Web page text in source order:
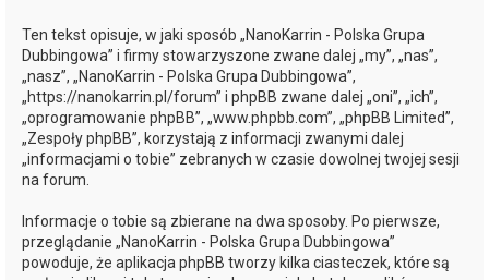
Ten tekst opisuje, w jaki sposób „NanoKarrin - Polska Grupa
Dubbingowa” i firmy stowarzyszone zwane dalej „my”, „nas”,
„nasz”, „NanoKarrin - Polska Grupa Dubbingowa”,
„https://nanokarrin.pl/forum” i phpBB zwane dalej „oni”, „ich”,
„oprogramowanie phpBB”, „www.phpbb.com”, „phpBB Limited”,
„Zespoły phpBB”, korzystają z informacji zwanymi dalej
„informacjami o tobie” zebranych w czasie dowolnej twojej sesji
na forum.
Informacje o tobie są zbierane na dwa sposoby. Po pierwsze,
przeglądanie „NanoKarrin - Polska Grupa Dubbingowa”
powoduje, że aplikacja phpBB tworzy kilka ciasteczek, które są